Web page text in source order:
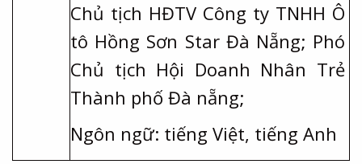
Chủ tịch HĐTV Công ty TNHH Ô
tô Hồng Sơn Star Đà Nẵng; Phó
Chủ tịch Hội Doanh Nhân Trẻ
Thành phố Đà nẵng;
Ngôn ngữ: tiếng Việt, tiếng Anh